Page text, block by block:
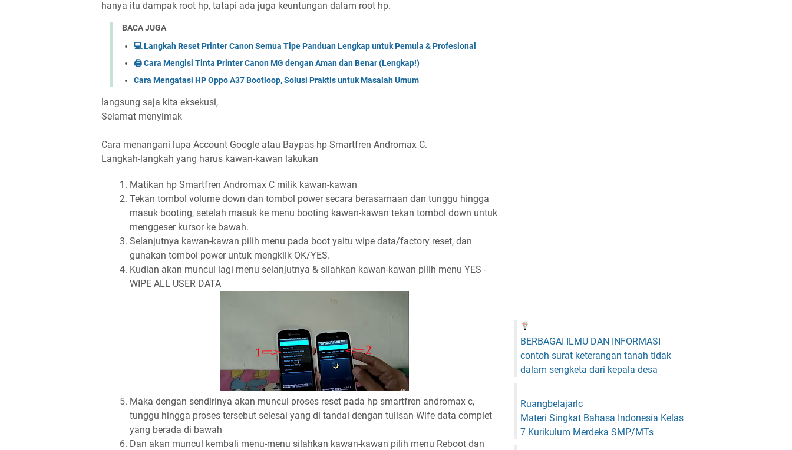
hanya itu dampak root hp, tatapi ada juga keuntungan dalam root hp.
BACA JUGA
💻 Langkah Reset Printer Canon Semua Tipe Panduan Lengkap untuk Pemula & Profesional
🖨️ Cara Mengisi Tinta Printer Canon MG dengan Aman dan Benar (Lengkap!)
Cara Mengatasi HP Oppo A37 Bootloop, Solusi Praktis untuk Masalah Umum
langsung saja kita eksekusi,
Selamat menyimak
Cara menangani lupa Account Google atau Baypas hp Smartfren Andromax C.
Langkah-langkah yang harus kawan-kawan lakukan
Matikan hp Smartfren Andromax C milik kawan-kawan
Tekan tombol volume down dan tombol power secara berasamaan dan tunggu hingga
masuk booting, setelah masuk ke menu booting kawan-kawan tekan tombol down untuk
menggeser kursor ke bawah.
Selanjutnya kawan-kawan pilih menu pada boot yaitu wipe data/factory reset, dan
gunakan tombol power untuk mengklik OK/YES.
Kudian akan muncul lagi menu selanjutnya & silahkan kawan-kawan pilih menu YES -
WIPE ALL USER DATA
Maka dengan sendirinya akan muncul proses reset pada hp smartfren andromax c,
tunggu hingga proses tersebut selesai yang di tandai dengan tulisan Wife data complet
yang berada di bawah
Dan akan muncul kembali menu-menu silahkan kawan-kawan pilih menu Reboot dan
BERBAGAI ILMU DAN INFORMASI
contoh surat keterangan tanah tidak
dalam sengketa dari kepala desa
Ruangbelajarlc
Materi Singkat Bahasa Indonesia Kelas
7 Kurikulum Merdeka SMP/MTs